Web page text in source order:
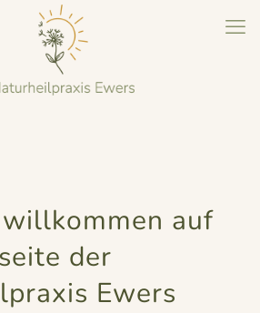
auf
der
Ewers